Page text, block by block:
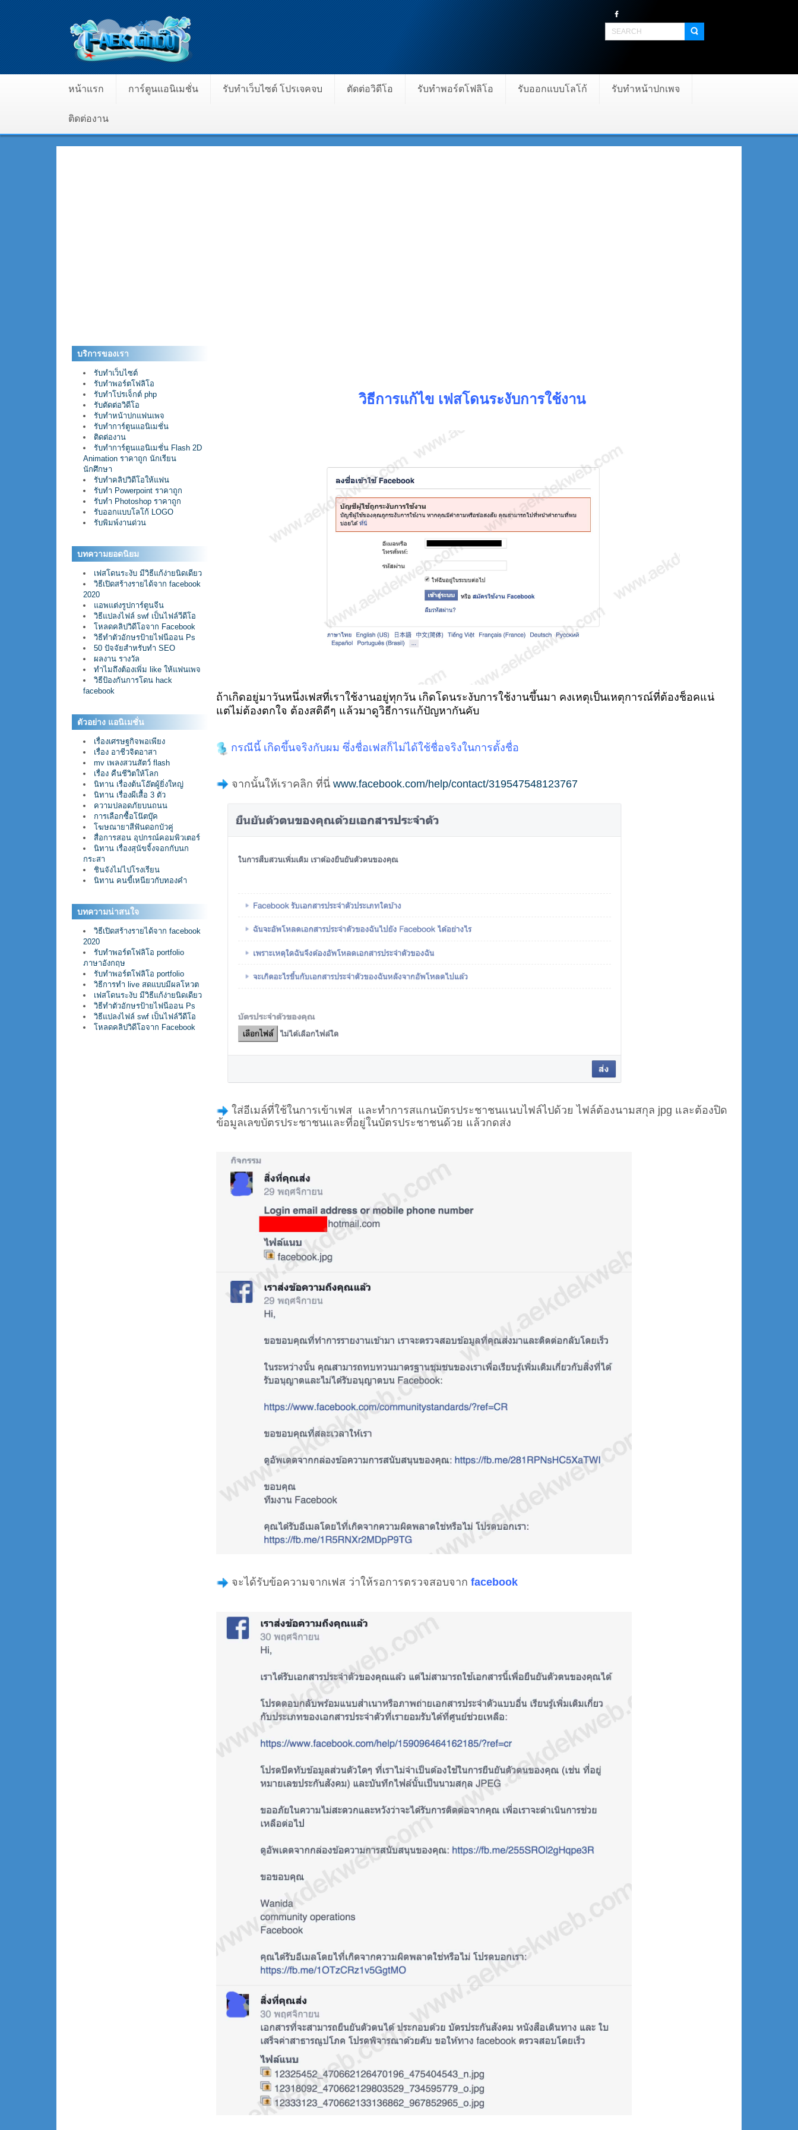
หน้าแรก การ์ตูนแอนิเมชั่น รับทำเว็บไซต์ โปรเจคจบ ตัดต่อวิดีโอ รับทำพอร์ตโฟลิโอ รับออกแบบโลโก้ รับทำหน้าปกเพจ
ติดต่องาน
บริการของเรา
รับทำเว็บไซต์
รับทำพอร์ตโฟลิโอ
รับทำโปรเจ็กต์ php
รับตัดต่อวิดีโอ
รับทำหน้าปกแฟนเพจ
รับทำการ์ตูนแอนิเมชั่น
ติดต่องาน
รับทำการ์ตูนแอนิเมชั่น Flash 2D
Animation ราคาถูก นักเรียน
นักศึกษา
รับทำคลิปวิดีโอให้แฟน
รับทำ Powerpoint ราคาถูก
รับทำ Photoshop ราคาถูก
รับออกแบบโลโก้ LOGO
รับพิมพ์งานด่วน
บทความยอดนิยม
เฟสโดนระงับ มีวิธีแก้ง่ายนิดเดียว
วิธีเปิดสร้างรายได้จาก facebook
2020
แอพแต่งรูปการ์ตูนจีน
วิธีแปลงไฟล์ swf เป็นไฟล์วีดีโอ
โหลดคลิปวิดีโอจาก Facebook
วิธีทำตัวอักษรป้ายไฟนีออน Ps
50 ปัจจัยสำหรับทำ SEO
ผลงาน รางวัล
ทำไมถึงต้องเพิ่ม like ให้แฟนเพจ
วิธีป้องกันการโดน hack
facebook
ตัวอย่าง แอนิเมชั่น
เรื่องเศรษฐกิจพอเพียง
เรื่อง อาชีวจิตอาสา
mv เพลงสวนสัตว์ flash
เรื่อง คืนชีวิตให้โลก
นิทาน เรื่องต้นโอ๊ตผู้ยิ่งใหญ่
นิทาน เรื่องผีเสื้อ 3 ตัว
ความปลอดภัยบนถนน
การเลือกซื้อโน๊ตบุ๊ค
โฆษณายาสีฟันดอกบัวคู่
สื่อการสอน อุปกรณ์คอมพิวเตอร์
นิทาน เรื่องสุนัขจิ้งจอกกับนก
กระสา
ชินจังไม่ไปโรงเรียน
นิทาน คนขี้เหนียวกับทองคำ
บทความน่าสนใจ
วิธีเปิดสร้างรายได้จาก facebook
2020
รับทำพอร์ตโฟลิโอ portfolio
ภาษาอังกฤษ
รับทำพอร์ตโฟลิโอ portfolio
วิธีการทำ live สดแบบมีผลโหวต
เฟสโดนระงับ มีวิธีแก้ง่ายนิดเดียว
วิธีทำตัวอักษรป้ายไฟนีออน Ps
วิธีแปลงไฟล์ swf เป็นไฟล์วีดีโอ
โหลดคลิปวิดีโอจาก Facebook
วิธีการแก้ไข เฟสโดนระงับการใช้งาน
ถ้าเกิดอยู่มาวันหนึ่งเฟสที่เราใช้งานอยู่ทุกวัน เกิดโดนระงับการใช้งานขึ้นมา คงเหตุเป็นเหตุการณ์ที่ต้องช็อคแน่
แต่ไม่ต้องตกใจ ต้องสติดีๆ แล้วมาดูวิธีการแก้ปัญหากันคับ
กรณีนี้ เกิดขึ้นจริงกับผม ซึ่งชื่อเฟสก็ไม่ได้ใช้ชื่อจริงในการตั้งชื่อ
จากนั้นให้เราคลิก ที่นี่ www.facebook.com/help/contact/319547548123767
ใส่อีเมล์ที่ใช้ในการเข้าเฟส และทำการสแกนบัตรประชาชนแนบไฟล์ไปด้วย ไฟล์ต้องนามสกุล jpg และต้องปิด
ข้อมูลเลขบัตรประชาชนและที่อยู่ในบัตรประชาชนด้วย แล้วกดส่ง
จะได้รับข้อความจากเฟส ว่าให้รอการตรวจสอบจาก facebook